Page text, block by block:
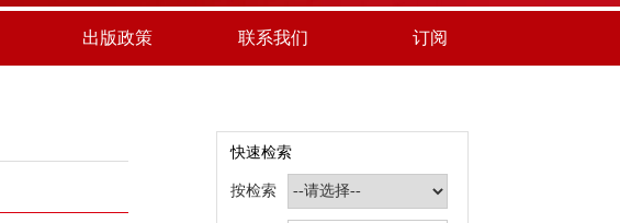
出版政策 联系我们 订阅
快速检索
按检索